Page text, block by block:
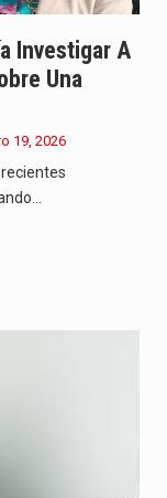
Investigar A
Una
19, 2026